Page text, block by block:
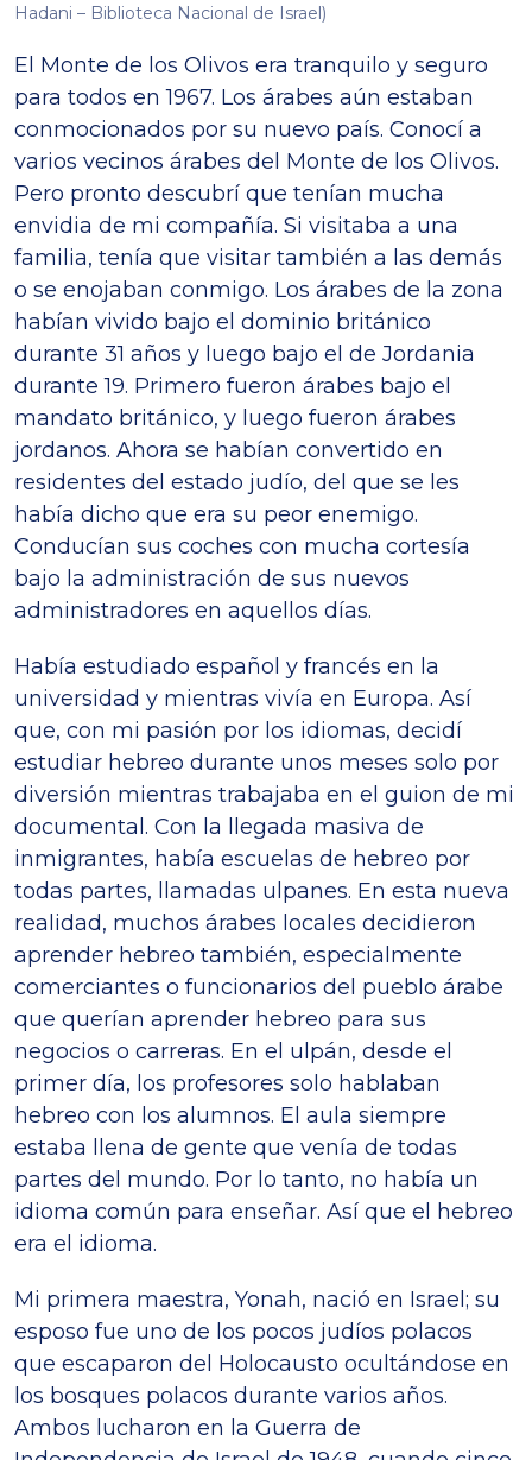
Hadani – Biblioteca Nacional de Israel)
El Monte de los Olivos era tranquilo y seguro
para todos en 1967. Los árabes aún estaban
conmocionados por su nuevo país. Conocí a
varios vecinos árabes del Monte de los Olivos.
Pero pronto descubrí que tenían mucha
envidia de mi compañía. Si visitaba a una
familia, tenía que visitar también a las demás
o se enojaban conmigo. Los árabes de la zona
habían vivido bajo el dominio británico
durante 31 años y luego bajo el de Jordania
durante 19. Primero fueron árabes bajo el
mandato británico, y luego fueron árabes
jordanos. Ahora se habían convertido en
residentes del estado judío, del que se les
había dicho que era su peor enemigo.
Conducían sus coches con mucha cortesía
bajo la administración de sus nuevos
administradores en aquellos días.
Había estudiado español y francés en la
universidad y mientras vivía en Europa. Así
que, con mi pasión por los idiomas, decidí
estudiar hebreo durante unos meses solo por
diversión mientras trabajaba en el guion de mi
documental. Con la llegada masiva de
inmigrantes, había escuelas de hebreo por
todas partes, llamadas ulpanes. En esta nueva
realidad, muchos árabes locales decidieron
aprender hebreo también, especialmente
comerciantes o funcionarios del pueblo árabe
que querían aprender hebreo para sus
negocios o carreras. En el ulpán, desde el
primer día, los profesores solo hablaban
hebreo con los alumnos. El aula siempre
estaba llena de gente que venía de todas
partes del mundo. Por lo tanto, no había un
idioma común para enseñar. Así que el hebreo
era el idioma.
Mi primera maestra, Yonah, nació en Israel; su
esposo fue uno de los pocos judíos polacos
que escaparon del Holocausto ocultándose en
los bosques polacos durante varios años.
Ambos lucharon en la Guerra de